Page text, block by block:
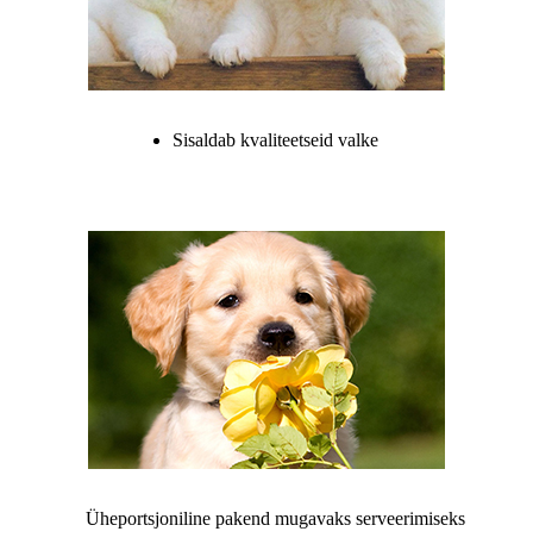
Sisaldab kvaliteetseid valke
Üheportsjoniline pakend mugavaks serveerimiseks